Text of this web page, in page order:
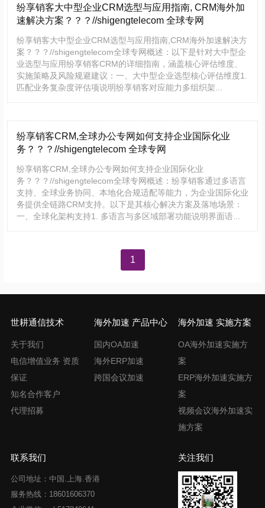
纷享销客大中型企业CRM选型与应用指南, CRM海外加
速解决方案？？？//shigengtelecom 全球专网
纷享销客大中型企业CRM选型与应用指南,CRM海外加速解决方
案？？？//shigengtelecom全球专网概述：以下是针对大中型企
业选型与应用纷享销客CRM的详细指南，涵盖核心评估维度、
实施策略及风险规避建议：一、大中型企业选型核心评估维度1.
匹配业务复杂度评估项说明纷享销客对应能力多组织架...
纷享销客CRM,全球办公专网如何支持企业国际化业
务？？？//shigengtelecom 全球专网
纷享销客CRM,全球办公专网如何支持企业国际化业
务？？？//shigengtelecom全球专网概述：纷享销客通过多语言
支持、全球业务协同、本地化合规适配等能力，为企业国际化业
务提供全链路CRM支持。以下是其核心解决方案及落地场景：
一、全球化架构支持1. 多语言与多区域部署功能说明界面语...
1
世耕通信技术
关于我们
电信增值业务 资质
保证
知名合作客户
代理招募
海外加速 产品中心
国内OA加速
海外ERP加速
跨国会议加速
海外加速 实施方案
OA海外加速实施方
案
ERP海外加速实施方
案
视频会议海外加速实
施方案
联系我们
公司地址：中国.上海.香港
服务热线：18601606370
关注我们